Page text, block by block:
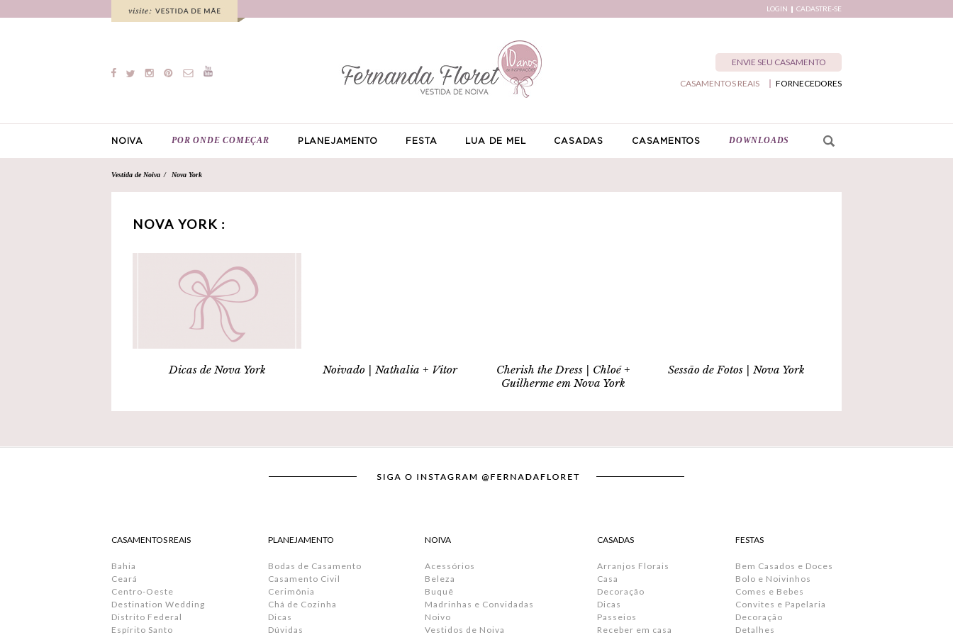
LOGIN CADASTRE-SE
ENVIE SEU CASAMENTO
FORNECEDORES
CASAMENTOS REAIS
NOIVA POR ONDE COMEÇAR PLANEJAMENTO FESTA LUA DE MEL CASADAS CASAMENTOS DOWNLOADS
Vestida de Noiva Nova York
NOVA YORK :
Dicas de Nova York Noivado | Nathalia + Vitor
Cherish the Dress | Chloé +
Guilherme em Nova York
Sessão de Fotos | Nova York
CASAMENTOS REAIS
Bahia
Ceará
Centro-Oeste
Destination Wedding
Distrito Federal
Espírito Santo
PLANEJAMENTO
Bodas de Casamento
Casamento Civil
Cerimônia
Chá de Cozinha
Dicas
Dúvidas
NOIVA
Acessórios
Beleza
Buquê
Madrinhas e Convidadas
Noivo
Vestidos de Noiva
CASADAS
Arranjos Florais
Casa
Decoração
Dicas
Passeios
Receber em casa
FESTAS
Bem Casados e Doces
Bolo e Noivinhos
Comes e Bebes
Convites e Papelaria
Decoração
Detalhes